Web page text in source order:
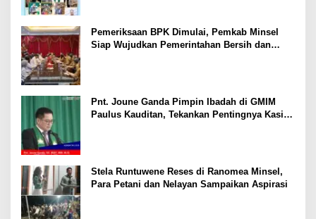
Pemeriksaan BPK Dimulai, Pemkab Minsel
Siap Wujudkan Pemerintahan Bersih dan
Pnt. Joune Ganda Pimpin Ibadah di GMIM
Paulus Kauditan, Tekankan Pentingnya Kasih
Stela Runtuwene Reses di Ranomea Minsel,
Para Petani dan Nelayan Sampaikan Aspirasi